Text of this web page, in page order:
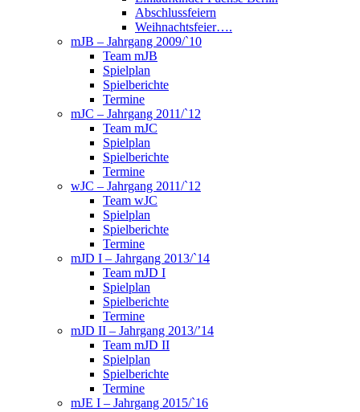
Abschlussfeiern
Weihnachtsfeier….
mJB – Jahrgang 2009/`10
Team mJB
Spielplan
Spielberichte
Termine
mJC – Jahrgang 2011/`12
Team mJC
Spielplan
Spielberichte
Termine
wJC – Jahrgang 2011/`12
Team wJC
Spielplan
Spielberichte
Termine
mJD I – Jahrgang 2013/`14
Team mJD I
Spielplan
Spielberichte
Termine
mJD II – Jahrgang 2013/’14
Team mJD II
Spielplan
Spielberichte
Termine
mJE I – Jahrgang 2015/`16